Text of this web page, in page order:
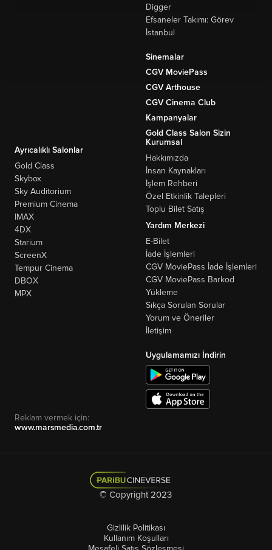
Digger
Efsaneler Takımı: Görev
İstanbul
Sinemalar
CGV MoviePass
CGV Arthouse
CGV Cinema Club
Kampanyalar
Gold Class Salon Sizin
Ayrıcalıklı Salonlar
Gold Class
Skybox
Sky Auditorium
Premium Cinema
IMAX
4DX
Starium
ScreenX
Tempur Cinema
DBOX
MPX
Kurumsal
Hakkımızda
İnsan Kaynakları
İşlem Rehberi
Özel Etkinlik Talepleri
Toplu Bilet Satış
Yardım Merkezi
E-Bilet
İade İşlemleri
CGV MoviePass İade İşlemleri
CGV MoviePass Barkod
Yükleme
Sıkça Sorulan Sorular
Yorum ve Öneriler
İletişim
Uygulamamızı İndirin
Reklam vermek için:
www.marsmedia.com.tr
© Copyright 2023
Gizlilik Politikası
Kullanım Koşulları